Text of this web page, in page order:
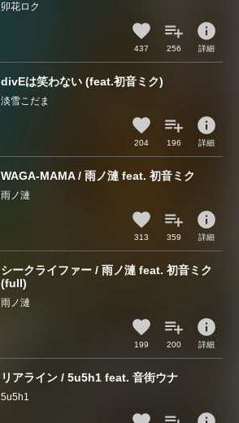
卯花ロク
437 256
info
詳細
divEは笑わない (feat.初音ミク)
淡雪こだま
204 196
info
詳細
WAGA-MAMA / 雨ノ漣 feat. 初音ミク
雨ノ漣
313 359
info
詳細
シークライファー / 雨ノ漣 feat. 初音ミク
(full)
雨ノ漣
199 200
info
詳細
リアライン / 5u5h1 feat. 音街ウナ
5u5h1